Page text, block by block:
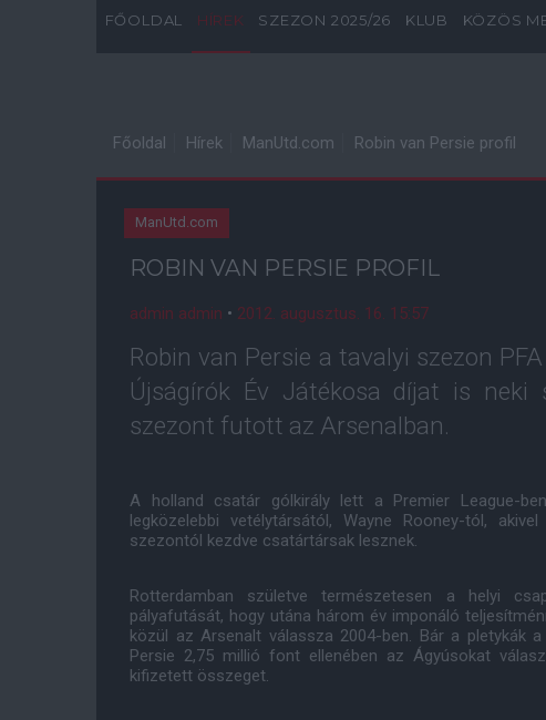
FŐOLDAL HÍREK SZEZON 2025/26 KLUB KÖZÖS
Főoldal Hírek ManUtd.com Robin van Persie profil
ManUtd.com
ROBIN VAN PERSIE PROFIL
admin admin • 2012. augusztus. 16. 15:57
Robin van Persie a tavalyi szezon
Újságírók Év Játékosa díjat is neki
szezont futott az Arsenalban.
A holland csatár gólkirály lett a Premier League-
legközelebbi vetélytársától, Wayne Rooney-tól,
szezontól kezdve csatártársak lesznek.
Rotterdamban születve természetesen a helyi
pályafutását, hogy utána három év imponáló
közül az Arsenalt válassza 2004-ben. Bár a pletykák
Persie 2,75 millió font ellenében az Ágyúsokat
kifizetett összeget.